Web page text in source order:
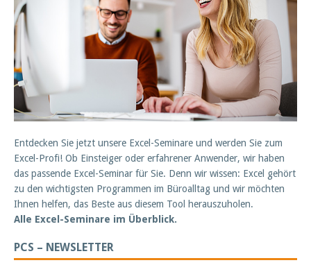
Entdecken Sie jetzt unsere Excel-Seminare und werden Sie zum
Excel-Profi! Ob Einsteiger oder erfahrener Anwender, wir haben
das passende Excel-Seminar für Sie. Denn wir wissen: Excel gehört
zu den wichtigsten Programmen im Büroalltag und wir möchten
Ihnen helfen, das Beste aus diesem Tool herauszuholen.
Alle Excel-Seminare im Überblick.
PCS – NEWSLETTER